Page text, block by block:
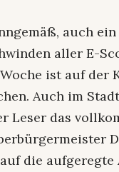
auch
aller E-
ist auf der
Auch im
Leser das
die aufgeregte